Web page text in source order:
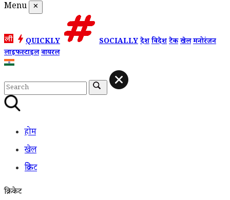
Menu ✕
QUICKLY SOCIALLYदेशविदेशटेकखेलमनोरंजन
लाइफस्टाइलवायरल
होम
खेल
क्रिकेट
क्रिकेट